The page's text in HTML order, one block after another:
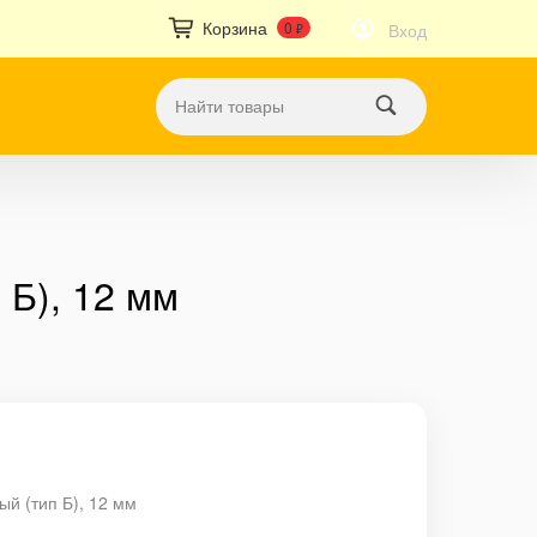
Корзина 0 ₽ Вход
Б), 12 мм
(тип Б), 12 мм